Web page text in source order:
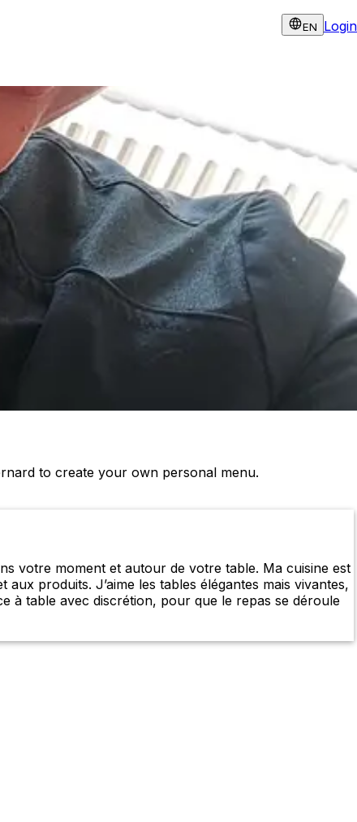
EN Login
to create your own personal menu.
votre moment et autour de votre table. Ma cuisine est
produits. J’aime les tables élégantes mais vivantes,
à table avec discrétion, pour que le repas se déroule